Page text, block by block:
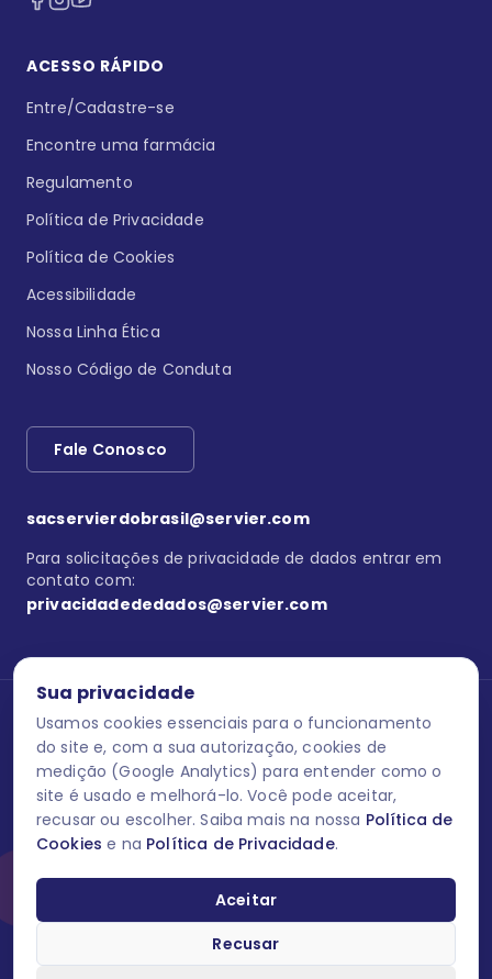
Sua privacidade
Usamos cookies essenciais para o funcionamento
do site e, com a sua autorização, cookies de
medição (Google Analytics) para entender como o
site é usado e melhorá-lo. Você pode aceitar,
recusar ou escolher. Saiba mais na nossa Política de
Cookies e na Política de Privacidade.
Aceitar
Recusar
ACESSO RÁPIDO
Entre/Cadastre-se
Encontre uma farmácia
Regulamento
Política de Privacidade
Política de Cookies
Acessibilidade
Nossa Linha Ética
Nosso Código de Conduta
Fale Conosco
sacservierdobrasil@servier.com
Para solicitações de privacidade de dados entrar em
contato com:
privacidadededados@servier.com
Se estiver no programa semprecuidando, comunique aquiuma
reação adversa com os produtos Servier. Este site contém
informações para o público leigo e para os profissionais de saúde
do Brasil habilitados a prescrever medicamentos. M-AS ONE-BR-
202606-00013 / Agosto 2026.
O laboratório Servier do Brasil respeita os seus dados! Caso deseje
dados pessoais você pode fazê-lo a qualquer momento entrando
em contato através do site www.semprecuidando.com.br na opção
fale conosco.